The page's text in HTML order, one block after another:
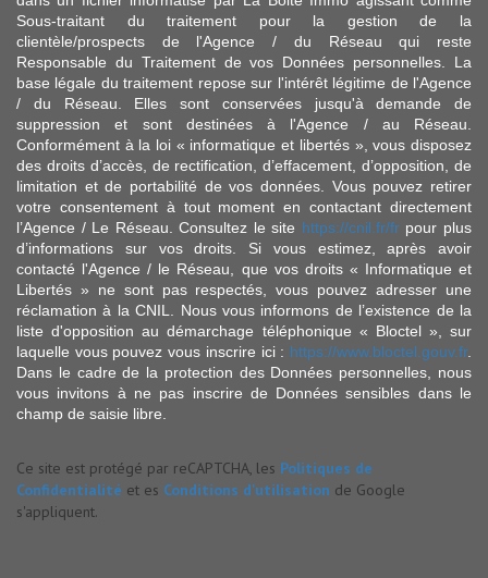
Sous-traitant du traitement pour la gestion de la
clientèle/prospects de l'Agence / du Réseau qui reste
Responsable du Traitement de vos Données personnelles. La
base légale du traitement repose sur l'intérêt légitime de l'Agence
/ du Réseau. Elles sont conservées jusqu'à demande de
suppression et sont destinées à l'Agence / au Réseau.
Conformément à la loi « informatique et libertés », vous disposez
des droits d’accès, de rectification, d’effacement, d’opposition, de
limitation et de portabilité de vos données. Vous pouvez retirer
votre consentement à tout moment en contactant directement
l’Agence / Le Réseau. Consultez le site https://cnil.fr/frpour plus
d’informations sur vos droits. Si vous estimez, après avoir
contacté l'Agence / le Réseau, que vos droits « Informatique et
Libertés » ne sont pas respectés, vous pouvez adresser une
réclamation à la CNIL. Nous vous informons de l’existence de la
liste d'opposition au démarchage téléphonique « Bloctel », sur
laquelle vous pouvez vous inscrire ici : https://www.bloctel.gouv.fr.
Dans le cadre de la protection des Données personnelles, nous
vous invitons à ne pas inscrire de Données sensibles dans le
champ de saisie libre.
Ce site est protégé par reCAPTCHA, les Politiques de
Confidentialité et es Conditions d'utilisation de Google
s'appliquent.